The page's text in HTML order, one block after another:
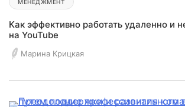
МЕНЕДЖМЕНТ
Как эффективно работать удаленно и
на YouTube
Марина Крицкая